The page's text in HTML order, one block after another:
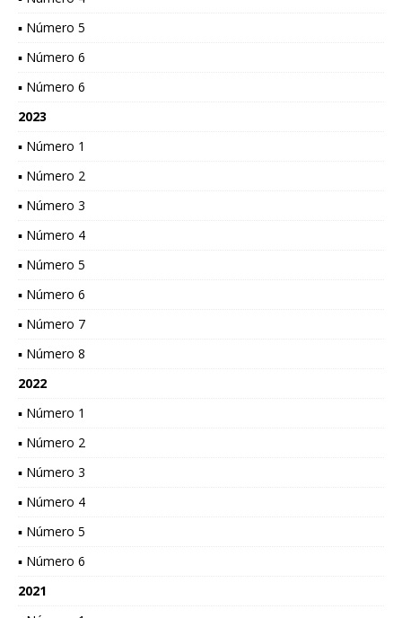
▪ Número 5
▪ Número 6
▪ Número 6
2023
▪ Número 1
▪ Número 2
▪ Número 3
▪ Número 4
▪ Número 5
▪ Número 6
▪ Número 7
▪ Número 8
2022
▪ Número 1
▪ Número 2
▪ Número 3
▪ Número 4
▪ Número 5
▪ Número 6
2021